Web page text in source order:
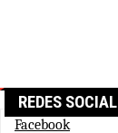
REDES SOCIAL
Facebook